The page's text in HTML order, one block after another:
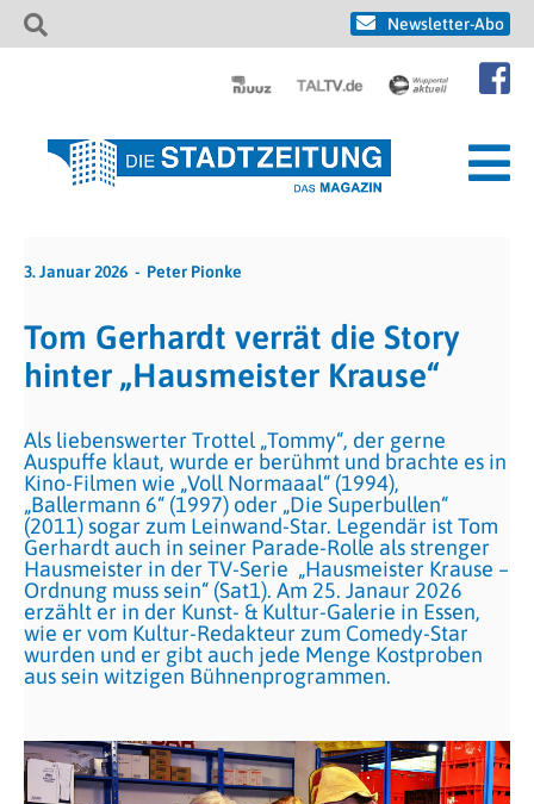
Newsletter-Abo
3. Januar 2026 Peter Pionke
Tom Gerhardt verrät die Story
hinter „Hausmeister Krause“
Als liebenswerter Trottel „Tommy“, der gerne
Auspuffe klaut, wurde er berühmt und brachte es in
Kino-Filmen wie „Voll Normaaal“ (1994),
„Ballermann 6“ (1997) oder „Die Superbullen“
(2011) sogar zum Leinwand-Star. Legendär ist Tom
Gerhardt auch in seiner Parade-Rolle als strenger
Hausmeister in der TV-Serie „Hausmeister Krause –
Ordnung muss sein“ (Sat1). Am 25. Janaur 2026
erzählt er in der Kunst- & Kultur-Galerie in Essen,
wie er vom Kultur-Redakteur zum Comedy-Star
wurden und er gibt auch jede Menge Kostproben
aus sein witzigen Bühnenprogrammen.